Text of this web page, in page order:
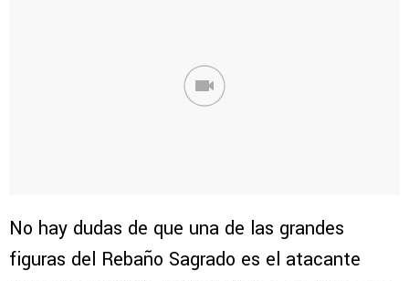
No hay dudas de que una de las grandes
figuras del Rebaño Sagrado es el atacante